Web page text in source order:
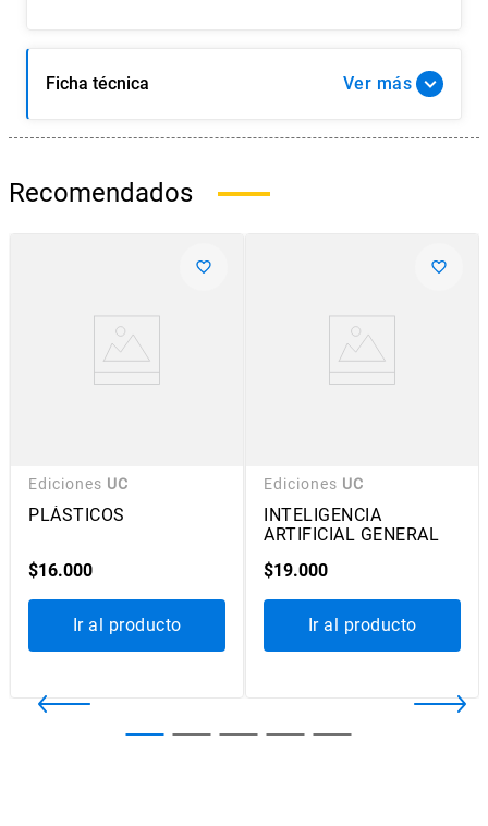
Ficha técnica Ver
Recomendados
Ediciones UC
PLÁSTICOS
$16.000
Ir al producto
Ediciones UC
INTELIGENCIA
ARTIFICIAL GENERAL
$19.000
Ir al producto